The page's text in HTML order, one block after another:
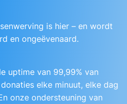
is hier – en wordt
en ongeëvenaard.
uptime van 99,99% van
elke minuut, elke dag
onze ondersteuning van